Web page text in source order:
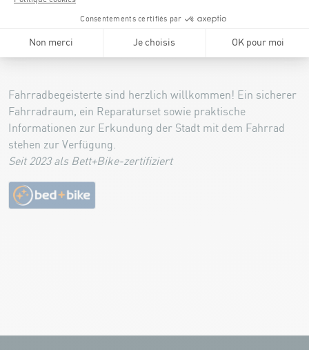
Labels
Fahrradbegeisterte sind herzlich willkommen! Ein sicherer
Fahrradraum, ein Reparaturset sowie praktische
Informationen zur Erkundung der Stadt mit dem Fahrrad
stehen zur Verfügung.
Seit 2023 als Bett+Bike-zertifiziert